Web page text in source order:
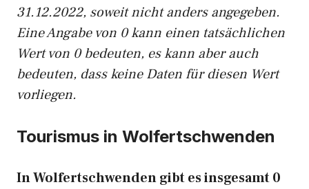
31.12.2022, soweit nicht anders angegeben.
Eine Angabe von 0 kann einen tatsächlichen
Wert von 0 bedeuten, es kann aber auch
bedeuten, dass keine Daten für diesen Wert
vorliegen.
Tourismus in Wolfertschwenden
In Wolfertschwenden gibt es insgesamt 0